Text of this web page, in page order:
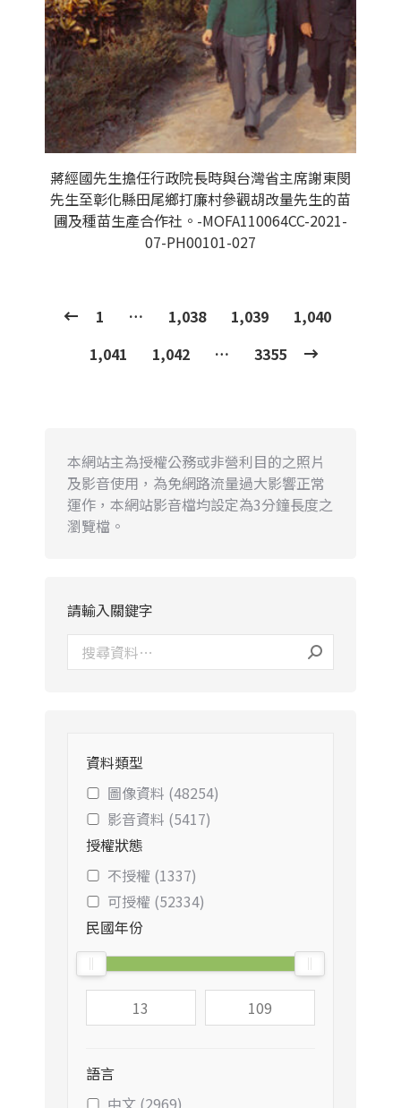
蔣經國先生擔任行政院長時與台灣省主席謝東閔
先生至彰化縣田尾鄉打廉村參觀胡改量先生的苗
圃及種苗生產合作社。-MOFA110064CC-2021-
07-PH00101-027
1 … 1,038 1,039
1,040
1,041
1,042 … 3355
本網站主為授權公務或非營利目的之照片
及影音使用，為免網路流量過大影響正常
運作，本網站影音檔均設定為3分鐘長度之
瀏覽檔。
請輸入關鍵字
資料類型
圖像資料 (48254)
影音資料 (5417)
授權狀態
不授權 (1337)
可授權 (52334)
民國年份
語言
中文 (2969)